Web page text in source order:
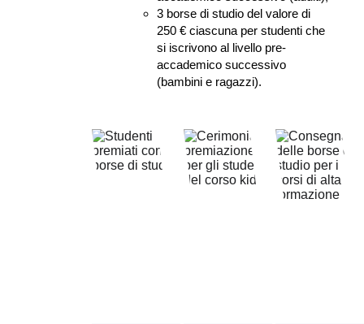
3 borse di studio del valore di
250 € ciascuna per studenti che
si iscrivono al livello pre-
accademico successivo
(bambini e ragazzi).